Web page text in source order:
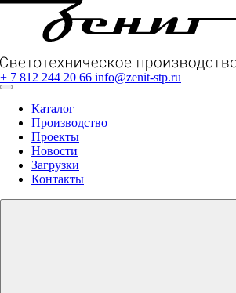
+ 7 812 244 20 66 info@zenit-stp.ru
Каталог
Производство
Проекты
Новости
Загрузки
Контакты